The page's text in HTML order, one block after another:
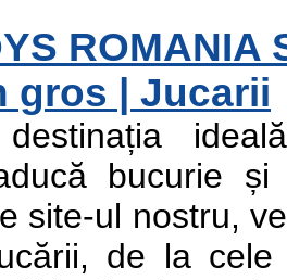
ROMANIA
gros | Jucarii
destinația
bucurie și
site-ul nostru,
de la cele